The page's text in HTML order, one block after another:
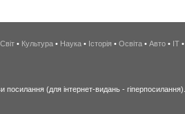
Світ • Культура • Наука • Історія • Освіта • Авто • IT •
посилання (для інтернет-видань - гіперпосилання).